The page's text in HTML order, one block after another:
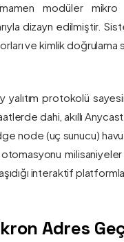
modüler
dizayn edilmiştir.
ve kimlik
yalıtım protokolü
dahi, akıllı
node (uç sunucu)
interaktif
Adres